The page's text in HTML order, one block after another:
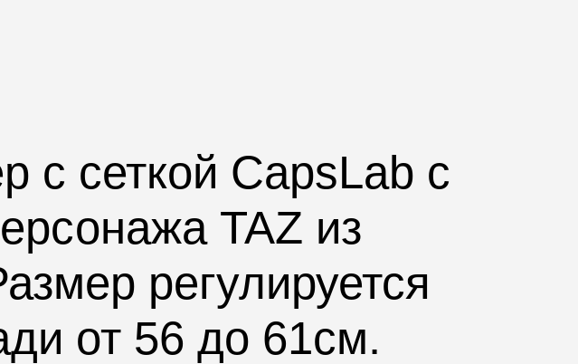
с сеткой CapsLab с
TAZ из
регулируется
от 56 до 61см.